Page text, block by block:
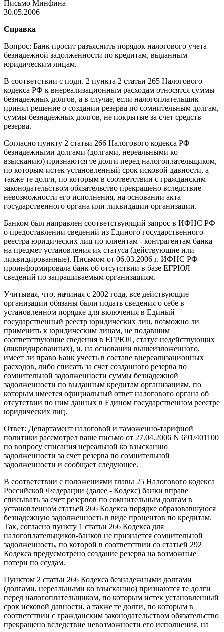
Письмо Минфина
30.05.2006
Справка
Вопрос: Банк просит разъяснить порядок налогового учета
безнадежной задолженности по кредитам, выданным
юридическим лицам.
В соответствии с подп. 2 пункта 2 статьи 265 Налогового
кодекса РФ к внереализационным расходам относятся суммы
безнадежных долгов, а в случае, если налогоплательщик
принял решение о создании резерва по сомнительным долгам,
суммы безнадежных долгов, не покрытые за счет средств
резерва.
Согласно пункту 2 статьи 266 Налогового кодекса РФ
безнадежными долгами (долгами, нереальными ко
взысканию) признаются те долги перед налогоплательщиком,
по которым истек установленный срок исковой давности, а
также те долги, по которым в соответствии с гражданским
законодательством обязательство прекращено вследствие
невозможности его исполнения, на основании акта
государственного органа или ликвидации организации.
Банком был направлен соответствующий запрос в ИФНС РФ
о предоставлении сведений из Единого государственного
реестра юридических лиц по клиентам - контрагентам банка
на предмет установления их статуса (действующие или
ликвидированные). Письмом от 06.03.2006 г. ИФНС РФ
проинформировала банк об отсутствии в базе ЕГРЮЛ
сведений по запрашиваемым организациям.
Учитывая, что, начиная с 2002 года, все действующие
организации обязаны были подать сведения о себе в
установленном порядке для включения в Единый
государственный реестр юридических лиц, возможно ли
применить к юридическим лицам, не подавшим
соответствующие сведения в ЕГРЮЛ, статус недействующих
(ликвидированных), и, на основании вышеизложенного,
имеет ли право Банк учесть в составе внереализационных
расходов, либо списать за счет созданного резерва по
сомнительной задолженности суммы безнадежной
задолженности по выданным кредитам организациям, по
которым имеется официальный ответ налогового органа об
отсутствии по ним данных в Едином государственном реестре
юридических лиц.
Ответ: Департамент налоговой и таможенно-тарифной
политики рассмотрел ваше письмо от 27.04.2006 N 691/401100
по вопросу списания нереальной ко взысканию
задолженности за счет резерва по сомнительной
задолженности и сообщает следующее.
В соответствии с положениями главы 25 Налогового кодекса
Российской Федерации (далее - Кодекс) банки вправе
списывать за счет резервов по сомнительным долгам в
установленном статьей 266 Кодекса порядке образовавшуюся
безнадежную задолженность в виде процентов по кредитам.
Так, согласно пункту 1 статьи 266 Кодекса для
налогоплательщиков-банков не признается сомнительной
задолженность, по которой в соответствии со статьей 292
Кодекса предусмотрено создание резерва на возможные
потери по ссудам.
Пунктом 2 статьи 266 Кодекса безнадежными долгами
(долгами, нереальными ко взысканию) признаются те долги
перед налогоплательщиком, по которым истек установленный
срок исковой давности, а также те долги, по которым в
соответствии с гражданским законодательством обязательство
прекращено вследствие невозможности его исполнения, на